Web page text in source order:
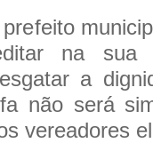
na sua
a
não será
vereadores